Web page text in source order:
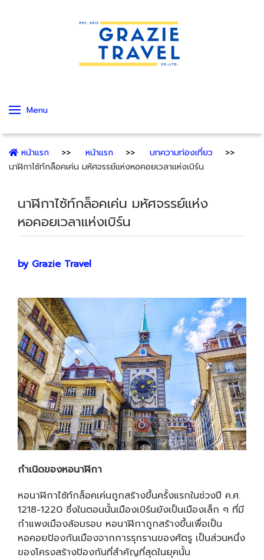
Menu
หน้าแรก หน้าแรก
บทความท่องเที่ยว
นาฬิกาไซ้ท์กล็อคเค่น มหัศจรรย์แห่งหอคอยเวลาแห่งเบิร์น
นาฬิกาไซ้ท์กล็อคเค่น มหัศจรรย์แห่ง
หอคอยเวลาแห่งเบิร์น
by Grazie Travel
กำเนิดของหอนาฬิกา
หอนาฬิกาไซ้ท์กล็อคเค่นถูกสร้างขึ้นครั้งแรกในช่วงปี ค.ศ.
1218-1220 ซึ่งในตอนนั้นเมืองเบิร์นยังเป็นเมืองเล็ก ๆ ที่มี
กำแพงเมืองล้อมรอบ หอนาฬิกาถูกสร้างขึ้นเพื่อเป็น
หอคอยป้องกันเมืองจากการรุกรานของศัตรู เป็นส่วนหนึ่ง
ของโครงสร้างป้องกันที่สำคัญที่สุดในยุคนั้น